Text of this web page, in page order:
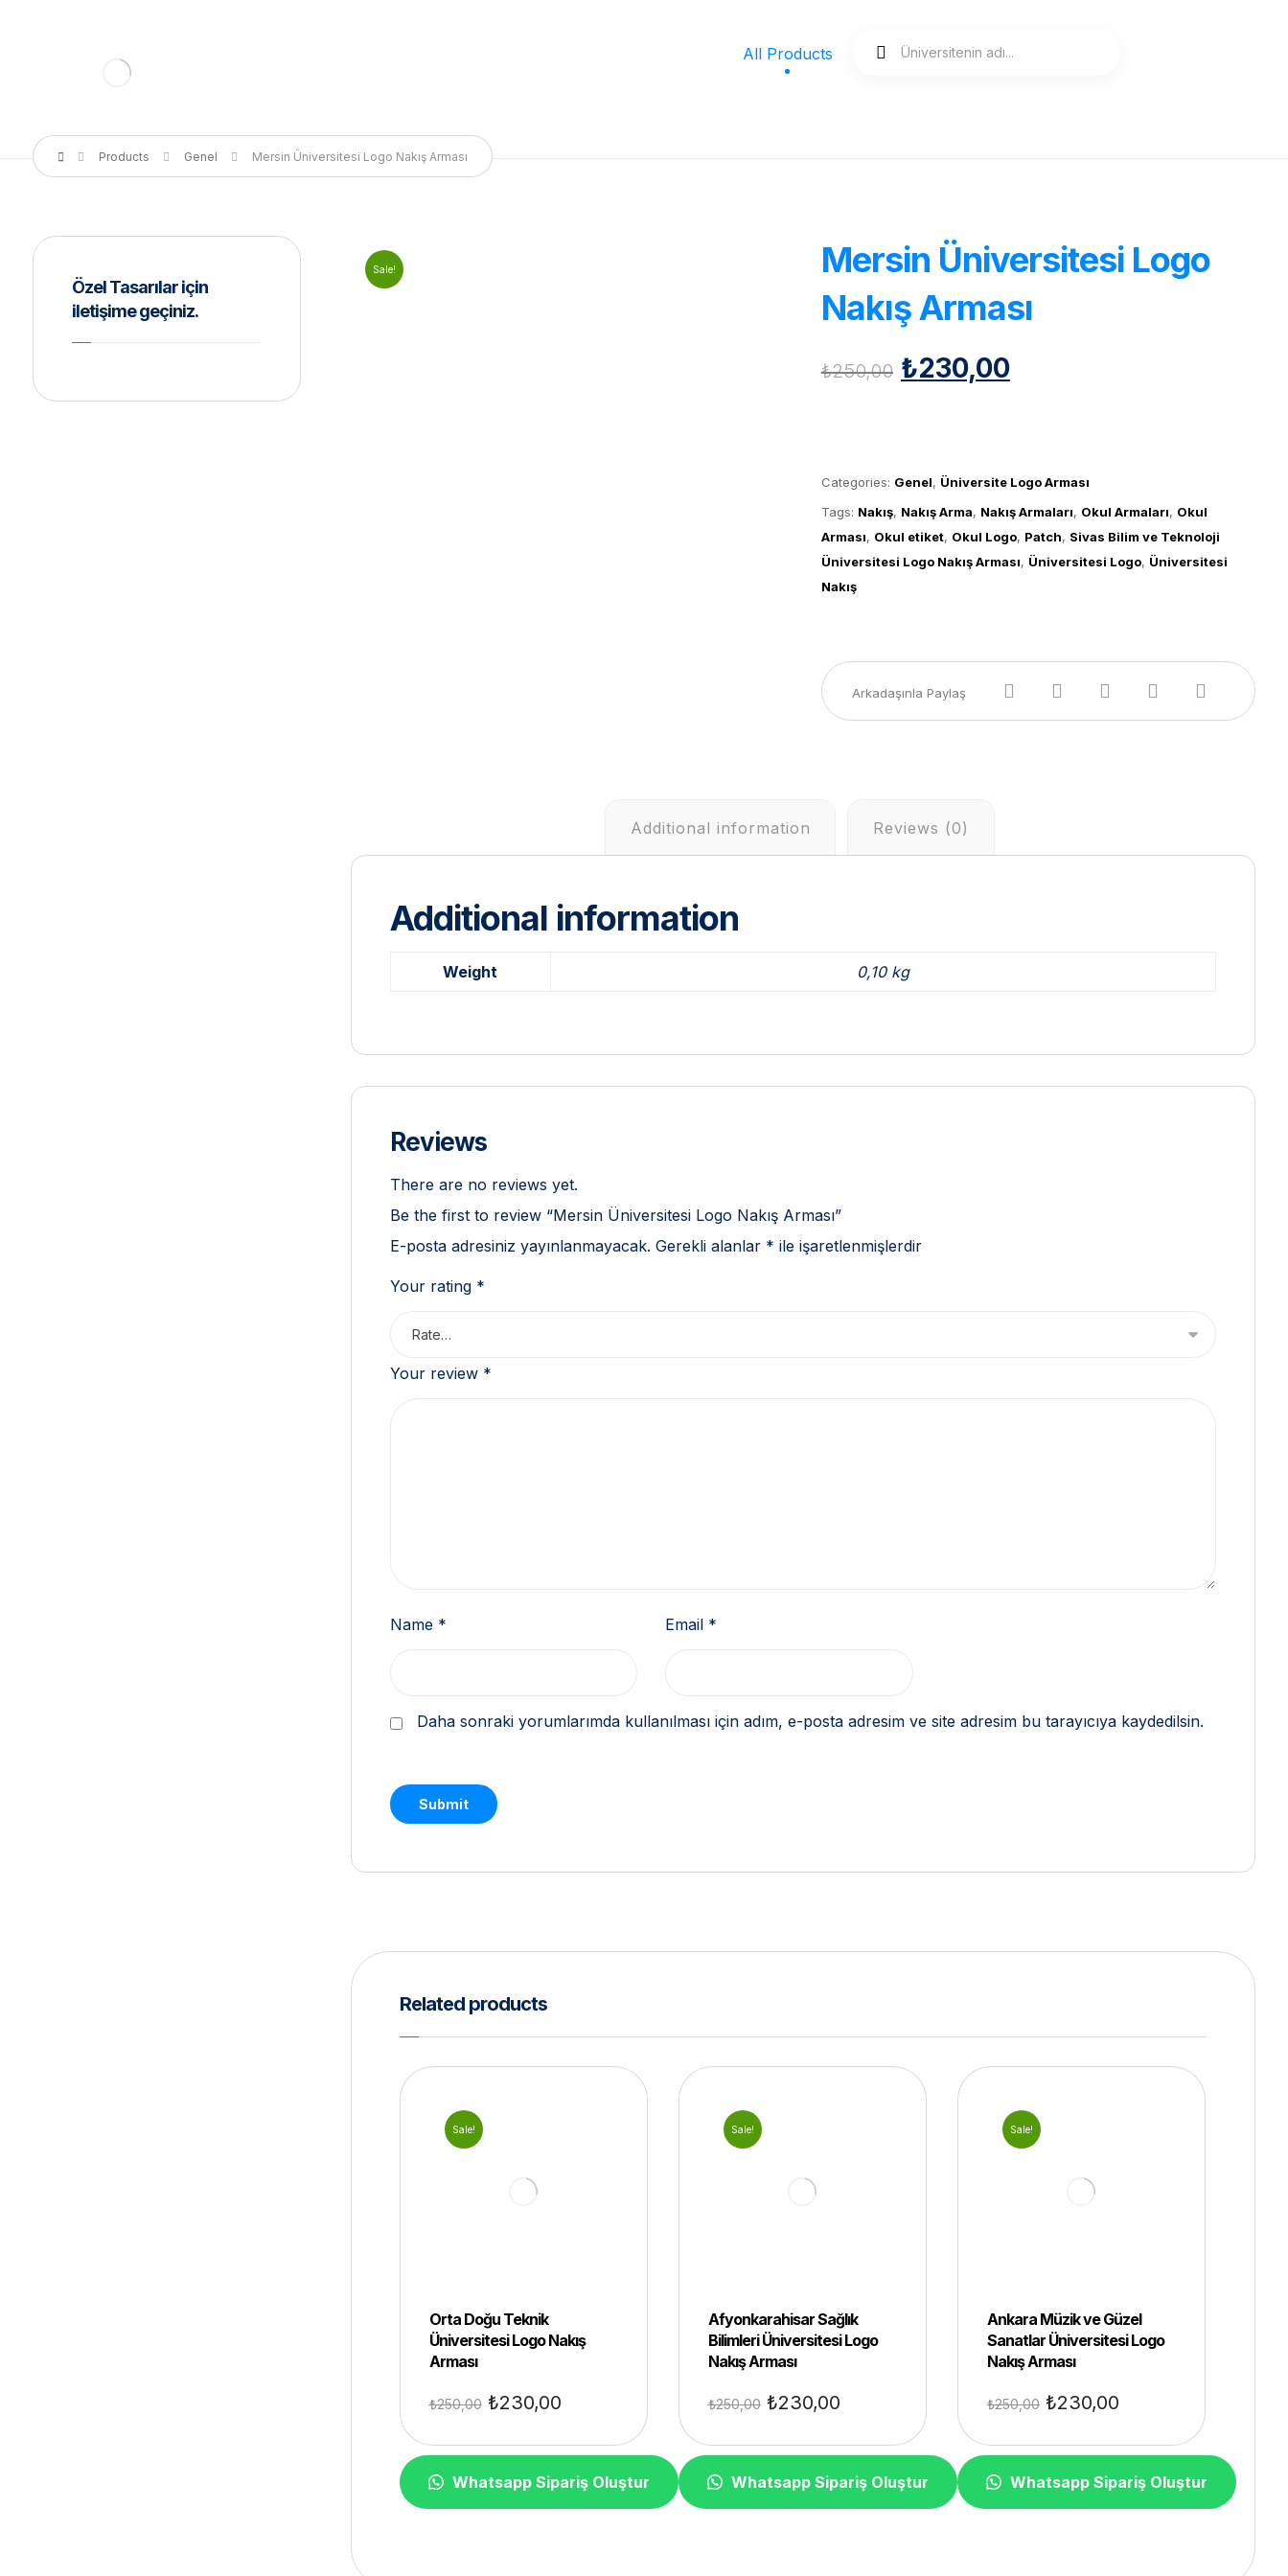
All Products
Products Genel Mersin Üniversitesi Logo Nakış Arması
Sale!
Mersin Üniversitesi Logo
Nakış Arması
₺250,00 ₺230,00
Categories: Genel, Üniversite Logo Arması
Tags: Nakış, Nakış Arma, Nakış Armaları, Okul Armaları, Okul
Arması, Okul etiket, Okul Logo, Patch, Sivas Bilim ve Teknoloji
Üniversitesi Logo Nakış Arması, Üniversitesi Logo, Üniversitesi
Nakış
Additional information Reviews (0)
Additional information
Weight 0,10 kg
Reviews
There are no reviews yet.
Be the first to review “Mersin Üniversitesi Logo Nakış Arması”
E-posta adresiniz yayınlanmayacak. Gerekli alanlar * ile işaretlenmişlerdir
Your rating *
Your review *
Name * Email *
Daha sonraki yorumlarımda kullanılması için adım, e-posta adresim ve site adresim bu tarayıcıya kaydedilsin.
Related products
Sale!
Orta Doğu Teknik
Üniversitesi Logo Nakış
Arması
₺250,00 ₺230,00
Whatsapp Sipariş Oluştur
Sale!
Afyonkarahisar Sağlık
Bilimleri Üniversitesi Logo
Nakış Arması
₺250,00 ₺230,00
Whatsapp Sipariş Oluştur
Sale!
Ankara Müzik ve Güzel
Sanatlar Üniversitesi Logo
Nakış Arması
₺250,00 ₺230,00
Whatsapp Sipariş Oluştur
Özel Tasarılar için
iletişime geçiniz.